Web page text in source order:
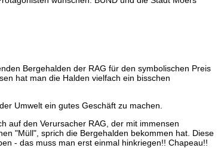
Bergehalden der RAG für den symbolischen Preis
hat man die Halden vielfach ein bisschen
Umwelt ein gutes Geschäft zu machen.
auf den Verursacher RAG, der mit immensen
"Müll", sprich die Bergehalden bekommen hat. Diese
- das muss man erst einmal hinkriegen!! Chapeau!!